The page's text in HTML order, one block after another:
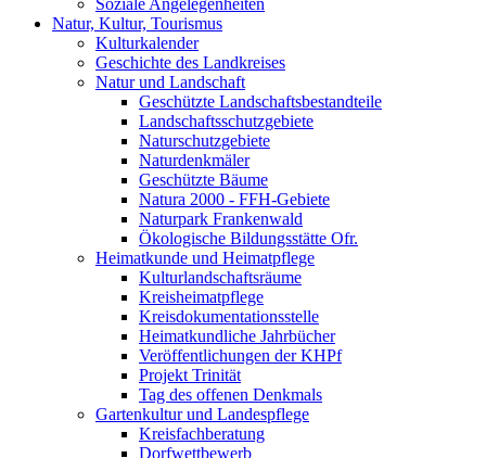
Soziale Angelegenheiten
Natur, Kultur, Tourismus
Kulturkalender
Geschichte des Landkreises
Natur und Landschaft
Geschützte Landschaftsbestandteile
Landschaftsschutzgebiete
Naturschutzgebiete
Naturdenkmäler
Geschützte Bäume
Natura 2000 - FFH-Gebiete
Naturpark Frankenwald
Ökologische Bildungsstätte Ofr.
Heimatkunde und Heimatpflege
Kulturlandschaftsräume
Kreisheimatpflege
Kreisdokumentationsstelle
Heimatkundliche Jahrbücher
Veröffentlichungen der KHPf
Projekt Trinität
Tag des offenen Denkmals
Gartenkultur und Landespflege
Kreisfachberatung
Dorfwettbewerb